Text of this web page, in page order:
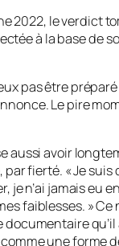
2022, le verdict
à la base de
pas être
Le pire
aussi avoir
par fierté. « Je suis
je n’ai jamais eu
faiblesses. »Ce
documentaire
une forme